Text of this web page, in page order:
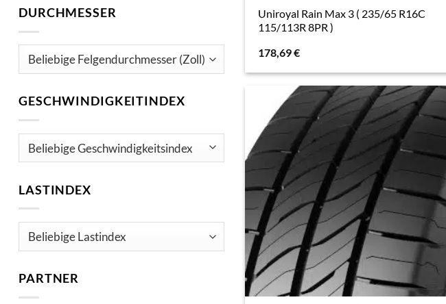
DURCHMESSER
GESCHWINDIGKEITINDEX
LASTINDEX
PARTNER
Uniroyal Rain Max 3 ( 235/65 R16C
115/113R 8PR )
178,69€